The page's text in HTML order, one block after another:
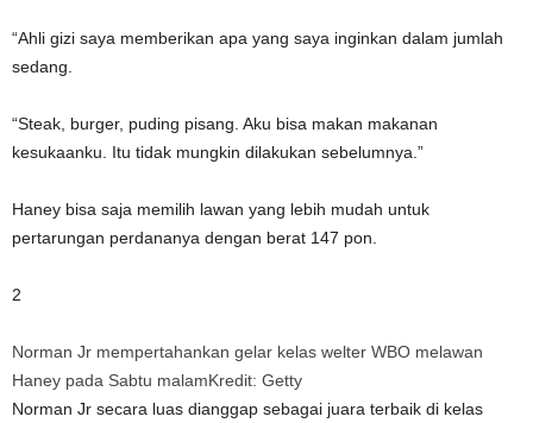
“Ahli gizi saya memberikan apa yang saya inginkan dalam jumlah
sedang.
“Steak, burger, puding pisang. Aku bisa makan makanan
kesukaanku. Itu tidak mungkin dilakukan sebelumnya.”
Haney bisa saja memilih lawan yang lebih mudah untuk
pertarungan perdananya dengan berat 147 pon.
2
Norman Jr mempertahankan gelar kelas welter WBO melawan
Haney pada Sabtu malamKredit: Getty
Norman Jr secara luas dianggap sebagai juara terbaik di kelas